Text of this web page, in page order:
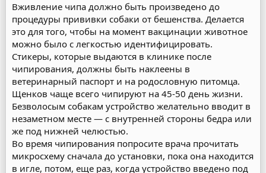
Вживление чипа должно быть произведено до
процедуры прививки собаки от бешенства. Делается
это для того, чтобы на момент вакцинации животное
можно было с легкостью идентифицировать.
Стикеры, которые выдаются в клинике после
чипирования, должны быть наклеены в
ветеринарный паспорт и на родословную питомца.
Щенков чаще всего чипируют на 45-50 день жизни.
Безволосым собакам устройство желательно вводит в
незаметном месте — с внутренней стороны бедра или
же под нижней челюстью.
Во время чипирования попросите врача прочитать
микросхему сначала до установки, пока она находится
в игле, потом, еще раз, когда устройство введено под